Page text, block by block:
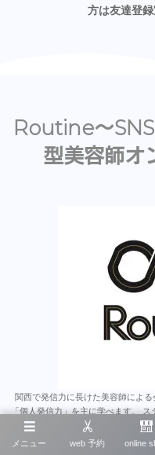
方は友達登録
Routine〜
型美容師オ
関西で発信力に長けた美容師によ
「個人発信力」を主に学べます。
容師のみならず多くの業種にとって
あるなか、そこで学んだことをいか
メニュー web 予約 online